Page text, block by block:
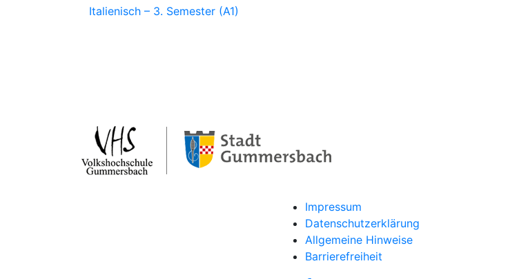
Italienisch – 3. Semester (A1)
Über uns
Service
Impressum
Datenschutzerklärung
Allgemeine Hinweise
Barrierefreiheit